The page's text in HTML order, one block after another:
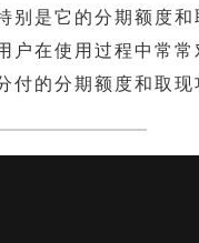
别是它的分期额度
户在使用过程中常
付的分期额度和取